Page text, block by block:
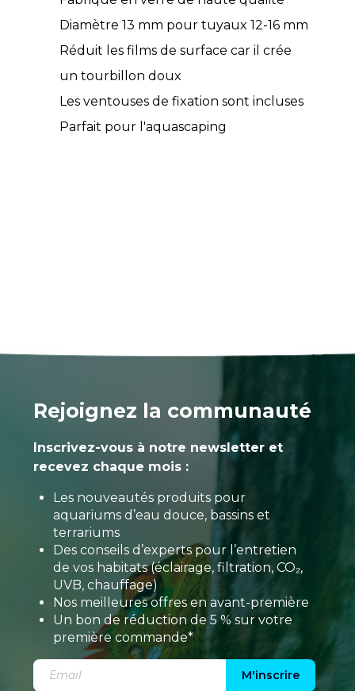
Diamètre 13 mm pour tuyaux 12-16 mm
Réduit les films de surface car il crée
un tourbillon doux
Les ventouses de fixation sont incluses
Parfait pour l'aquascaping
Rejoignez la communauté
Inscrivez-vous à notre newsletter et
recevez chaque mois :
Les nouveautés produits pour
aquariums d’eau douce, bassins et
terrariums
Des conseils d’experts pour l’entretien
de vos habitats (éclairage, filtration, CO₂,
UVB, chauffage)
Nos meilleures offres en avant-première
Un bon de réduction de 5 % sur votre
première commande*
M'inscrire